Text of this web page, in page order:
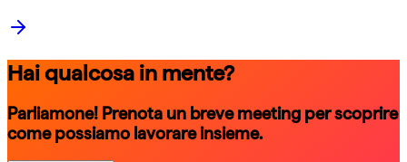
Hai qualcosa in mente?
Parliamone! Prenota un breve meeting per scoprire
come possiamo lavorare insieme.